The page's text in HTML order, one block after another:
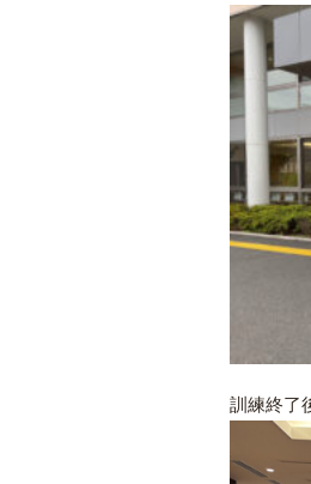
訓練終了